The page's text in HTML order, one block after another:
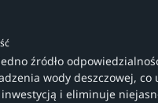
źródło
wody deszczowej, co
i eliminuje